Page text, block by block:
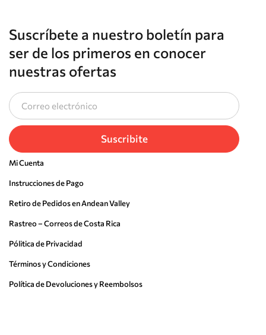
Suscríbete a nuestro boletín para
ser de los primeros en conocer
nuestras ofertas
Suscribite
Mi Cuenta
Instrucciones de Pago
Retiro de Pedidos en Andean Valley
Rastreo – Correos de Costa Rica
Pólitica de Privacidad
Términos y Condiciones
Política de Devoluciones y Reembolsos